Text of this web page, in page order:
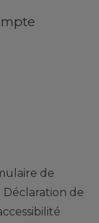
de
Déclaration de